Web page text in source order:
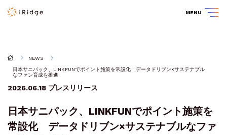
MENU
NEWS
日本サニパック、LINKFUNでポイント施策を常設化 データドリブン×サステナブル
なファン育成を推進
2026.06.18 プレスリリース
日本サニパック、LINKFUNでポイント施策を
常設化 データドリブン×サステナブルなファ